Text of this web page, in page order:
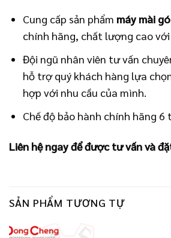
Cung cấp sản phẩm máy mài
chính hãng, chất lượng cao
Đội ngũ nhân viên tư vấn
hỗ trợ quý khách hàng lựa
hợp với nhu cầu của mình.
Chế độ bảo hành chính hãng 6
Liên hệ ngay để được tư vấn và
SẢN PHẨM TƯƠNG TỰ